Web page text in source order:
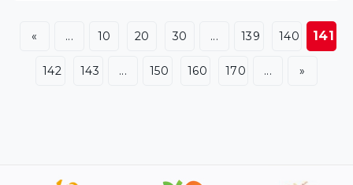
酒。宏道閣住戶鄧先生：「自己釀的荔枝酒，有位熱心義
工幫忙，我問他拿不拿好，無所謂。他說最後拿到就拿，
都是最後才拿，說之後拿下來和他分享。有套不鏽鋼煲原
可能的事情，所以取回一些具紀念性的物品。我們的出世
« ... 10 20 30 ... 139 140 141
142 143 ... 150 160 170 ... »